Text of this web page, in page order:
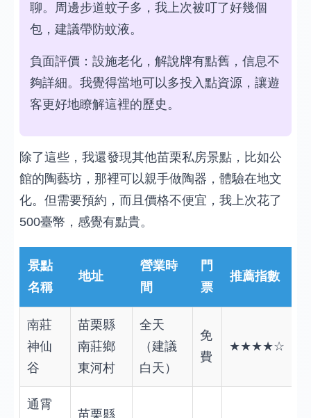
聊。周邊步道蚊子多，我上次被叮了好幾個
包，建議帶防蚊液。
負面評價：設施老化，解說牌有點舊，信息不
夠詳細。我覺得當地可以多投入點資源，讓遊
客更好地瞭解這裡的歷史。
除了這些，我還發現其他苗栗私房景點，比如公
館的陶藝坊，那裡可以親手做陶器，體驗在地文
化。但需要預約，而且價格不便宜，我上次花了
500臺幣，感覺有點貴。
景點
名稱
地址
營業時
間
門
票
推薦指數
南莊
神仙
谷
苗栗縣
南莊鄉
東河村
全天
（建議
白天）
免
費
★★★★☆
通霄
苗栗縣